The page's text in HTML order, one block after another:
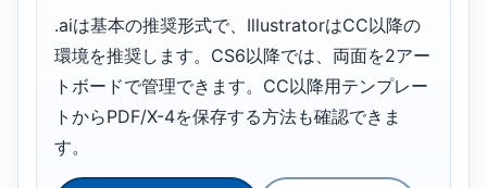
.aiは基本の推奨形式で、IllustratorはCC以降の
環境を推奨します。CS6以降では、両面を2アー
トボードで管理できます。CC以降用テンプレー
トからPDF/X-4を保存する方法も確認できま
す。